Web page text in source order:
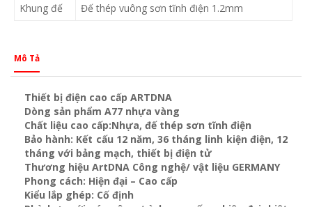
Khung đế Đế thép vuông sơn tĩnh điện 1.2mm
Mô Tả
Thiết bị điện cao cấp ARTDNA
Dòng sản phẩm A77 nhựa vàng
Chất liệu cao cấp:Nhựa, đế thép sơn tĩnh điện
Bảo hành: Kết cấu 12 năm, 36 tháng linh kiện điện, 12
tháng với bảng mạch, thiết bị điện tử
Thương hiệu ArtDNA Công nghệ/ vật liệu GERMANY
Phong cách: Hiện đại – Cao cấp
Kiểu lắp ghép: Cố định